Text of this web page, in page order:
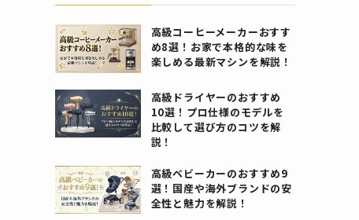
高級コーヒーメーカーおすす
め8選！お家で本格的な味を
楽しめる最新マシンを解説！
高級ドライヤーのおすすめ
10選！プロ仕様のモデルを
比較して選び方のコツを解
説！
高級ベビーカーのおすすめ9
選！国産や海外ブランドの安
全性と魅力を解説！